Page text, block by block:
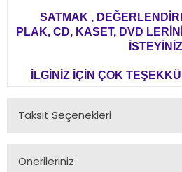
SATMAK ,
PLAK, CD, KASET, DVD
İLGİNİZ İÇİN ÇOK
Taksit Seçenekleri
Önerileriniz